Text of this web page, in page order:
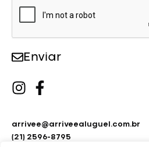
Enviar
arrivee@arriveealuguel.com.br
(21) 2596-8795